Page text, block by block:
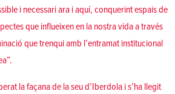
i necessari ara i aquí, conquerint espais de
que influeixen en la nostra vida a través
que trenqui amb l’entramat institucional
la façana de la seu d’Iberdola i s’ha llegit